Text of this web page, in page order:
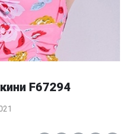
F67294